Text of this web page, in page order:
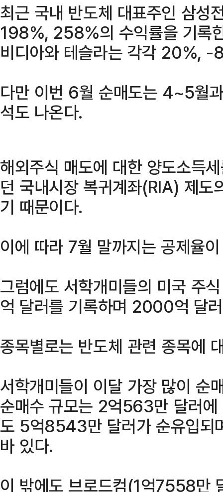
최근 국내 반도체 대표주인 삼성
198%, 258%의 수익률을 기록
비디아와 테슬라는 각각 20%, -
다만 이번 6월 순매도는 4~5월
석도 나온다.
해외주식 매도에 대한 양도소득
던 국내시장 복귀계좌(RIA) 제도
기 때문이다.
이에 따라 7월 말까지는 공제율
그럼에도 서학개미들의 미국 주
억 달러를 기록하며 2000억 달
종목별로는 반도체 관련 종목에
서학개미들이 이달 가장 많이 순
순매수 규모는 2억563만 달러
도 5억8543만 달러가 순유입되
바 있다.
이 밖에도 브로드컴(1억7558